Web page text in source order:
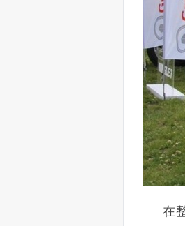
在